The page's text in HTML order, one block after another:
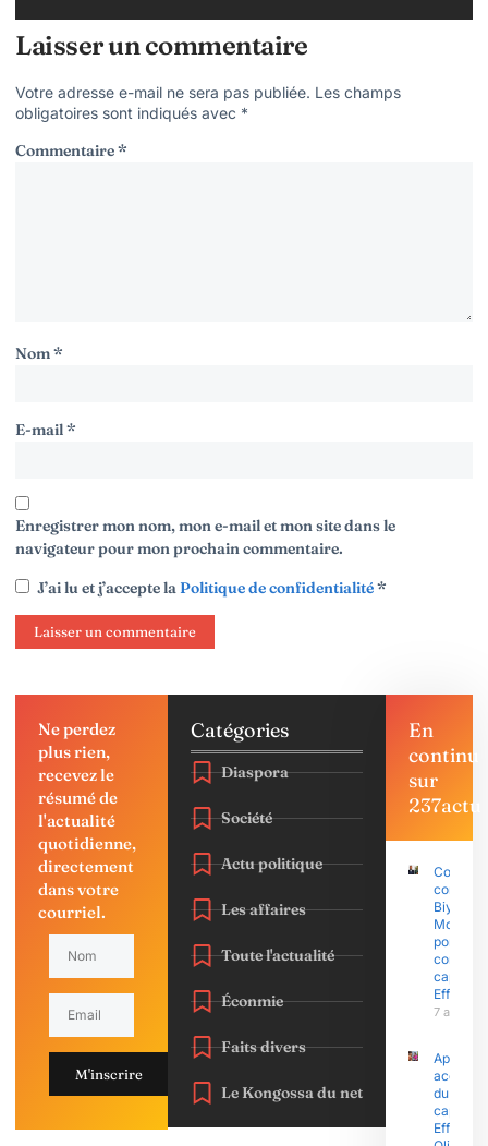
Laisser un commentaire
Votre adresse e-mail ne sera pas publiée. Les champs
obligatoires sont indiqués avec *
Commentaire*
Nom*
E-mail*
Enregistrer mon nom, mon e-mail et mon site dans le
navigateur pour mon prochain commentaire.
J’ai lu et j’accepte laPolitique de confidentialité*
Ne perdez
plus rien,
recevez le
résumé de
l'actualité
quotidienne,
directement
dans votre
courriel.
M'inscrire
Catégories
Diaspora
Société
Actu politique
Les affaires
Toute l'actualité
Éconmie
Faits divers
Le Kongossa du net
En
continu
sur
237actu
Coup
contre
Biya :
porte
contre le
Effoudou
7 août
Après
du